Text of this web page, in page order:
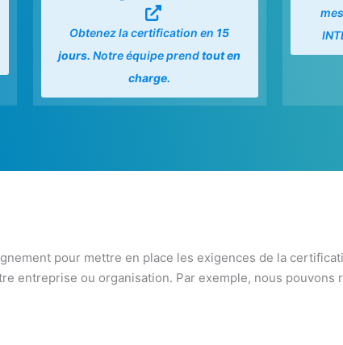
Obtenez la certification en 15
jours. Notre équipe prendtout en
charge.
pour mettre en place les exigences de la
entreprise ou organisation. Par exemple, nous pouvons